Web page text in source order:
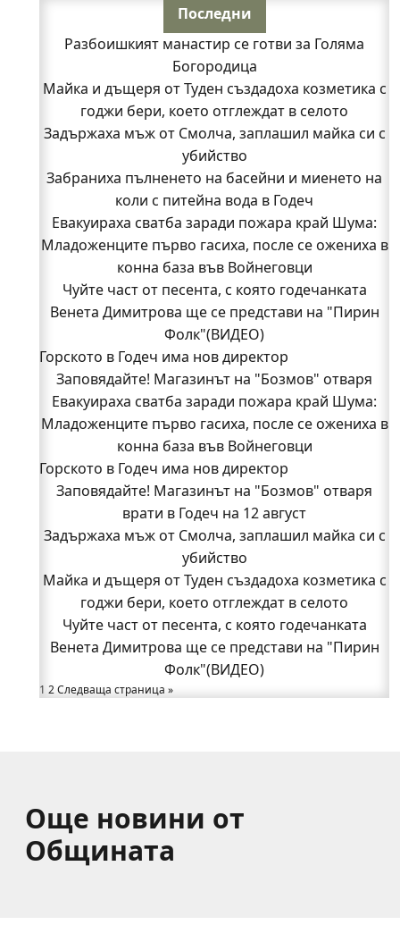
Последни
Разбоишкият манастир се готви за Голяма
Богородица
Майка и дъщеря от Туден създадоха козметика с
годжи бери, което отглеждат в селото
Задържаха мъж от Смолча, заплашил майка си с
убийство
Забраниха пълненето на басейни и миенето на
коли с питейна вода в Годеч
Евакуираха сватба заради пожара край Шума:
Младоженците първо гасиха, после се ожениха в
конна база във Войнеговци
Чуйте част от песента, с която годечанката
Венета Димитрова ще се представи на "Пирин
Фолк"(ВИДЕО)
Горското в Годеч има нов директор
Заповядайте! Магазинът на "Бозмов" отваря
врати в Годеч на 12 август
Бивш шеф на полицията в Годеч оглави ОДМВР-
Видин
Кой подпали гората край Шума?
Младежи от Люлин и Део сред първите
доброволци на пожара край Шума (СНИМКИ)
Началникът на пожарната в Годеч благодари
поименно на всички, които бяха рамо до рамо с
огнеборците!
150 декара гори, треви и храсти изгоряха край
Годеч, десетки доброволци се хвърлиха в
битката с огъня (СНИМКИ/ВИДЕО)
Полицията влиза в селата
Възможни са прекъсвания на тока утре в части
Евакуираха сватба заради пожара край Шума:
Младоженците първо гасиха, после се ожениха в
конна база във Войнеговци
Горското в Годеч има нов директор
Заповядайте! Магазинът на "Бозмов" отваря
врати в Годеч на 12 август
Задържаха мъж от Смолча, заплашил майка си с
убийство
Майка и дъщеря от Туден създадоха козметика с
годжи бери, което отглеждат в селото
Чуйте част от песента, с която годечанката
Венета Димитрова ще се представи на "Пирин
Фолк"(ВИДЕО)
1 2Следваща страница »
Още новини от
Общината